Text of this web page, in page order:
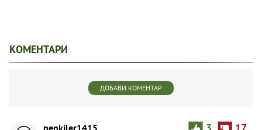
КОМЕНТАРИ
ДОБАВИ КОМЕНТАР
penkiler1415